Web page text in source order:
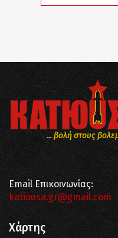
... βολή στους
Email Επικοινωνίας:
katiousa.gr@gmail.com
Χάρτης